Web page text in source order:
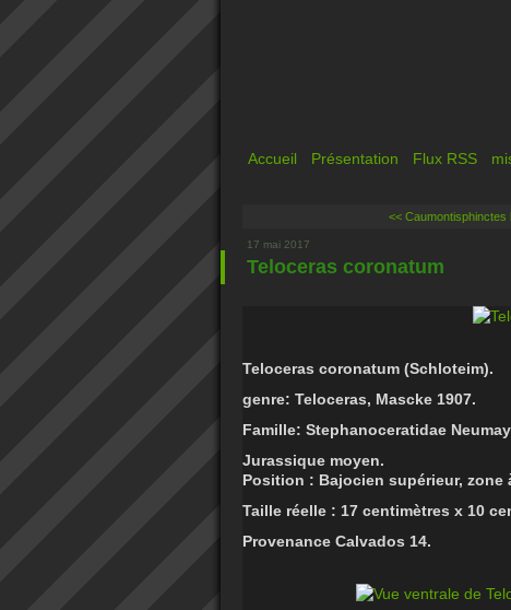
Accueil Présentation Flux RSS
<< Caumontisphinctes
17 mai 2017
Teloceras coronatum
Teloceras coronatum (Schloteim).
genre: Teloceras, Mascke 1907.
Famille: Stephanoceratidae
Jurassique moyen.
Position : Bajocien supérieur, zone
Taille réelle : 17 centimètres x 10
Provenance Calvados 14.